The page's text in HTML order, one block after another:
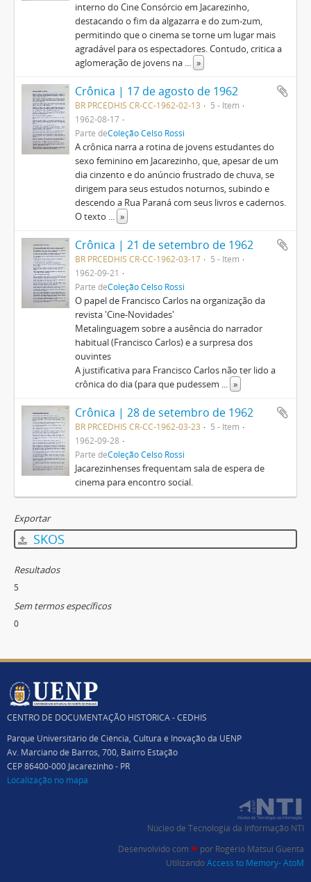
interno do Cine Consórcio em Jacarezinho,
destacando o fim da algazarra e do zum-zum,
permitindo que o cinema se torne um lugar mais
agradável para os espectadores. Contudo, critica a
aglomeração de jovens na ... »
Crônica | 17 de agosto de 1962
BR PRCEDHIS CR-CC-1962-02-13
5 - Item
1962-08-17
Parte deColeção Celso Rossi
A crônica narra a rotina de jovens estudantes do
sexo feminino em Jacarezinho, que, apesar de um
dia cinzento e do anúncio frustrado de chuva, se
dirigem para seus estudos noturnos, subindo e
descendo a Rua Paraná com seus livros e cadernos.
O texto ... »
Crônica | 21 de setembro de 1962
BR PRCEDHIS CR-CC-1962-03-17
5 - Item
1962-09-21
Parte deColeção Celso Rossi
O papel de Francisco Carlos na organização da
revista 'Cine-Novidades'
Metalinguagem sobre a ausência do narrador
habitual (Francisco Carlos) e a surpresa dos
ouvintes
A justificativa para Francisco Carlos não ter lido a
crônica do dia (para que pudessem ... »
Crônica | 28 de setembro de 1962
BR PRCEDHIS CR-CC-1962-03-23
5 - Item
1962-09-28
Parte deColeção Celso Rossi
Jacarezinhenses frequentam sala de espera de
cinema para encontro social.
Exportar
SKOS
Resultados
5
Sem termos específicos
0
CENTRO DE DOCUMENTAÇÃO HISTÓRICA - CEDHIS
Parque Universitário de Ciência, Cultura e Inovação da UENP
Av. Marciano de Barros, 700, Bairro Estação
CEP 86400-000 Jacarezinho - PR
Localização no mapa
Núcleo de Tecnologia da Informação NTI
Desenvolvido com ❤ por Rogério Matsui Guenta
UtilizandoAccess to Memory- AtoM